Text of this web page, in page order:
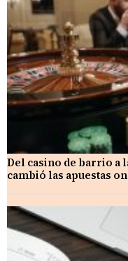
Del casino de barrio a
cambió las apuestas